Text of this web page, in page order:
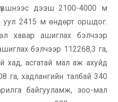
дээш 2100-4000 м
2415 м өндөрт оршдог.
хавар ашиглах бэлчээр
бэлчээр 112268,3 га,
хад, асгатай мал аж ахуйд
га, хадлангийн талбай 340
байгууламж, зоо-мал